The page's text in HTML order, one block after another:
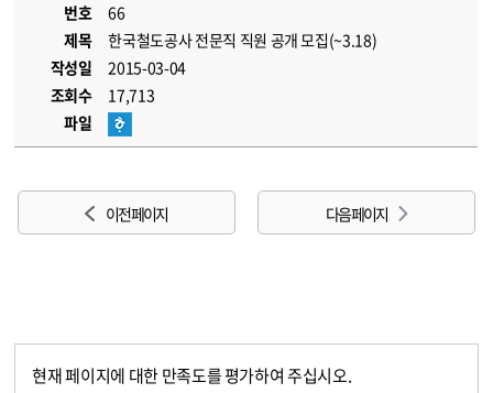
번호
66
제목
한국철도공사 전문직 직원 공개 모집(~3.18)
작성일
2015-03-04
조회수
17,713
파일
이전 페이지 다음 페이지
현재 페이지에 대한 만족도를 평가하여 주십시오.